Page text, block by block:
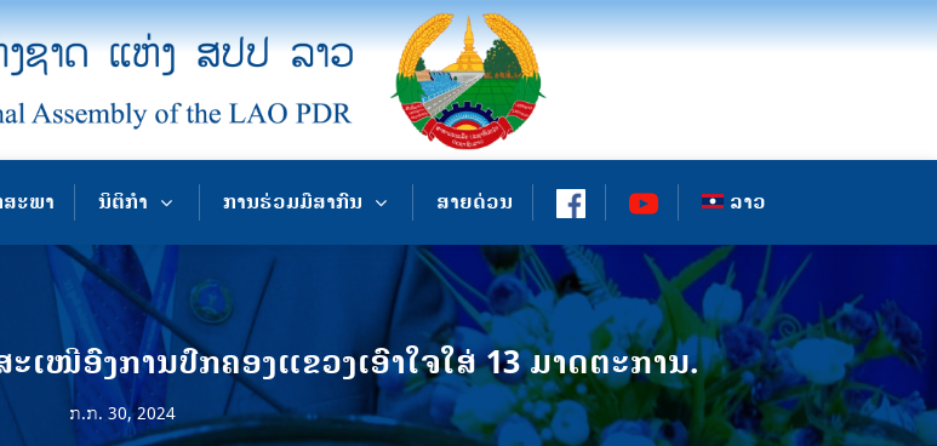
ະພາ ນິຕິກຳ ການຮ່ວມມືສາກົນ ສາຍດ່ວນ ລາວ
ເໜີອົງການປົກຄອງແຂວງເອົາໃຈໃສ່ 13 ມາດຕະການ.​
ກ.ກ. 30, 2024